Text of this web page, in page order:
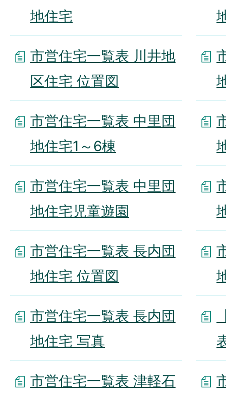
地住宅
市営住宅一覧表 川井地
区住宅 位置図
市営住宅一覧表 中里団
地住宅1～6棟
市営住宅一覧表 中里団
地住宅児童遊園
市営住宅一覧表 長内団
地住宅 位置図
市営住宅一覧表 長内団
地住宅 写真
市営住宅一覧表 津軽石